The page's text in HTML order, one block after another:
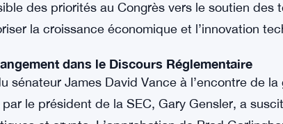
de Gensler reflète un sentiment croissant
réglementaires actuels pourraient freiner
devrait surveiller de près la trajectoire
potentielles qui pourraient façonner le